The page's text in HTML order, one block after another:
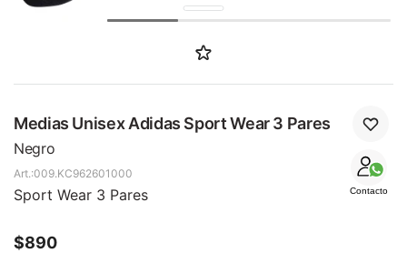
Medias Unisex Adidas Sport Wear 3 Pares
Negro
Contacto
009.KC962601000
Sport Wear 3 Pares
$890